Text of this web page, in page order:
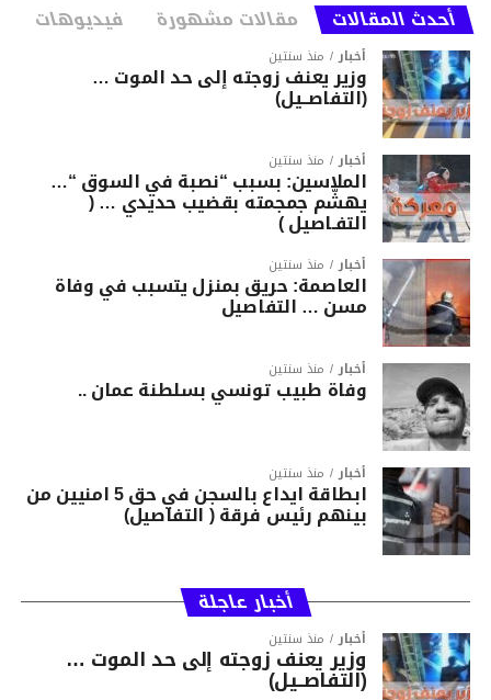
أحدث المقالات مقالات مشهورة فيديوهات
أخبار منذ سنتين
وزير يعنف زوجته إلى حد الموت …
(التفاصــيل)
أخبار منذ سنتين
الملاسين: بسبب “نصبة في السوق “…
يهشّم جمجمته بقضيب حديدي … (
التفـاصيل )
أخبار منذ سنتين
العاصمة: حريق بمنزل يتسبب في وفاة
مسن … التفاصيل
أخبار منذ سنتين
وفاة طبيب تونسي بسلطنة عمان ..
أخبار منذ سنتين
ابطاقة ايداع بالسجن في حق 5 امنيين من
بينهم رئيس فرقة ( التفاصيل)
أخبار عاجلة
أخبار منذ سنتين
وزير يعنف زوجته إلى حد الموت …
(التفاصــيل)